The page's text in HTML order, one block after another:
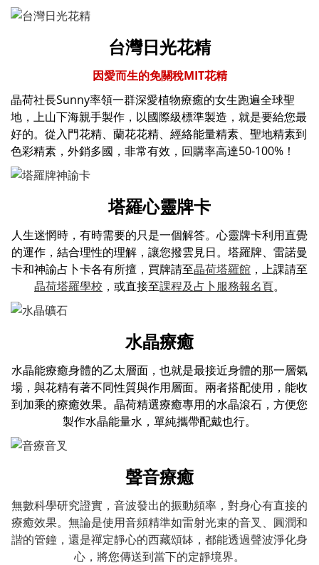
台灣日光花精
因愛而生的免關稅MIT花精
晶荷社長Sunny率領一群深愛植物療癒的女生跑遍全球聖
地， 上山下海親手製作，以國際級標準製造，就是要給您最
好的。從入門花精、蘭花花精、經絡能量精素、聖地精素到
色彩精素，外銷多國，非常有效，回購率高達50-100%！
塔羅心靈牌卡
人生迷惘時，有時需要的只是一個解答。心靈牌卡利用直覺
的運作，結合理性的理解，讓您撥雲見日。塔羅牌、雷諾曼
卡和神諭占卜卡各有所擅，買牌請至晶荷塔羅館 ，上課請至
晶荷塔羅學校 ，或直接至課程及占卜服務報名頁。
水晶療癒
水晶能療癒身體的乙太層面，也就是最接近身體的那一層氣
場，與花精有著不同性質與作用層面。兩者搭配使用，能收
到加乘的療癒效果。晶荷精選療癒專用的水晶滾石，方便您
製作水晶能量水，單純攜帶配戴也行。
聲音療癒
無數科學研究證實，音波發出的振動頻率，對身心有直接的
療癒效果。無論是使用音頻精準如雷射光束的音叉、圓潤和
諧的管鐘，還是禪定靜心的西藏頌缽，都能透過聲波淨化身
心，將您傳送到當下的定靜境界。